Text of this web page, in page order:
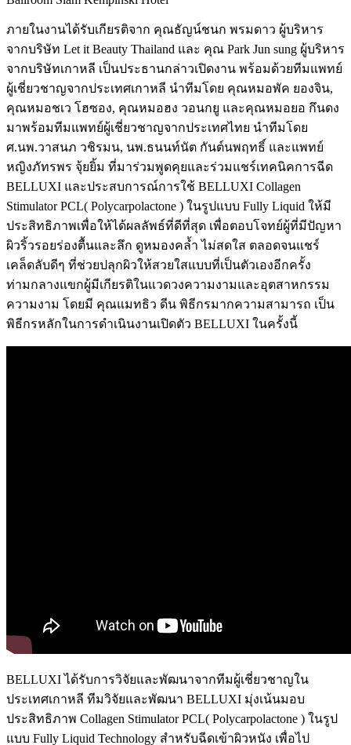
ภายในงานได้รับเกียรติจาก คุณธัญน์ชนก พรมดาว ผู้บริหาร
จากบริษัท Let it Beauty Thailand และ คุณ Park Jun sung ผู้บริหาร
จากบริษัทเกาหลี เป็นประธานกล่าวเปิดงาน พร้อมด้วยทีมแพทย์
ผู้เชี่ยวชาญจากประเทศเกาหลี นำทีมโดย คุณหมอพัค ยองจิน,
คุณหมอชเว โฮซอง, คุณหมอฮง วอนกยู และคุณหมอยอ กึนดง
มาพร้อมทีมแพทย์ผู้เชี่ยวชาญจากประเทศไทย นำทีมโดย
ศ.นพ.วาสนภ วชิรมน, นพ.ธนนท์นัต กันต์นพฤทธิ์ และแพทย์
หญิงภัทรพร จุ้ยยิ้ม ที่มาร่วมพูดคุยและร่วมแชร์เทคนิคการฉีด
BELLUXI และประสบการณ์การใช้ BELLUXI Collagen
Stimulator PCL( Polycarpolactone ) ในรูปแบบ Fully Liquid ให้มี
ประสิทธิภาพเพื่อให้ได้ผลลัพธ์ที่ดีที่สุด เพื่อตอบโจทย์ผู้ที่มีปัญหา
ผิวริ้วรอยร่องตื้นและลึก ดูหมองคล้ำ ไม่สดใส ตลอดจนแชร์
เคล็ดลับดีๆ ที่ช่วยปลุกผิวให้สวยใสแบบที่เป็นตัวเองอีกครั้ง
ท่ามกลางแขกผู้มีเกียรติในแวดวงความงามและอุตสาหกรรม
ความงาม โดยมี คุณแมทธิว ดีน พิธีกรมากความสามารถ เป็น
พิธีกรหลักในการดำเนินงานเปิดตัว BELLUXI ในครั้งนี้
BELLUXI ได้รับการวิจัยและพัฒนาจากทีมผู้เชี่ยวชาญใน
ประเทศเกาหลี ทีมวิจัยและพัฒนา BELLUXI มุ่งเน้นมอบ
ประสิทธิภาพ Collagen Stimulator PCL( Polycarpolactone ) ในรูป
แบบ Fully Liquid Technology สำหรับฉีดเข้าผิวหนัง เพื่อไป